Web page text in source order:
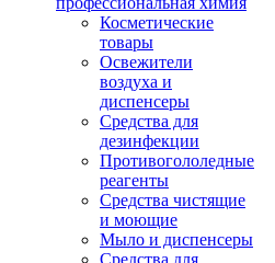
Косметические
товары
Освежители
воздуха и
диспенсеры
Средства для
дезинфекции
Противогололедные
реагенты
Средства чистящие
и моющие
Мыло и диспенсеры
Средства для